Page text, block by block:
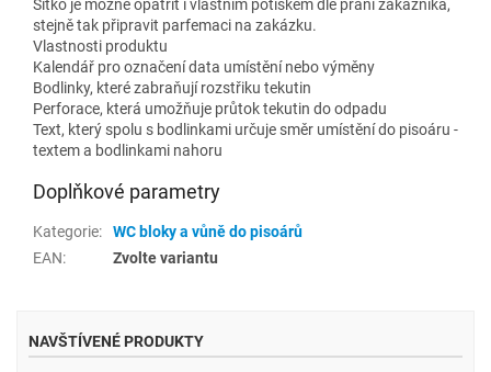
Sítko je možné opatřit i vlastním potiskem dle přání zákazníka,
stejně tak připravit parfemaci na zakázku.
Vlastnosti produktu
Kalendář pro označení data umístění nebo výměny
Bodlinky, které zabraňují rozstřiku tekutin
Perforace, která umožňuje průtok tekutin do odpadu
Text, který spolu s bodlinkami určuje směr umístění do pisoáru -
textem a bodlinkami nahoru
Doplňkové parametry
Kategorie:
WC bloky a vůně do pisoárů
EAN: Zvolte variantu
NAVŠTÍVENÉ PRODUKTY